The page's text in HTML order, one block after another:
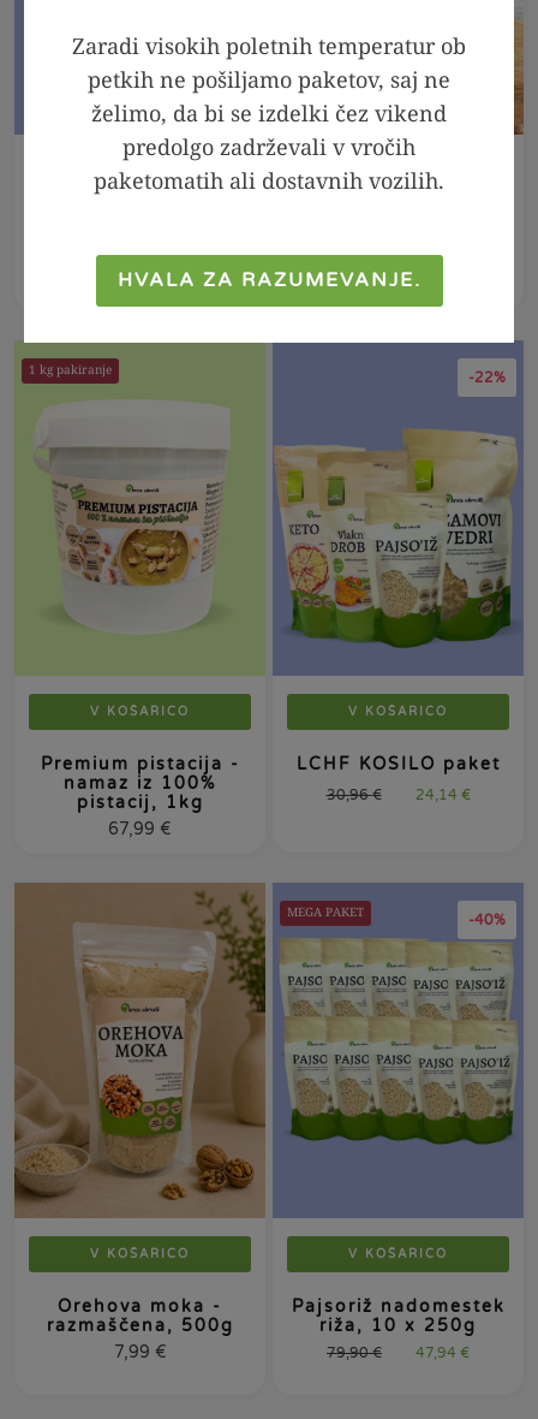
V KOŠARICO
€ 13,98 €
V KOŠARICO
3,49
1 kg pakiranje
V KOŠARICO
Premium pistacija -
namaz iz 100%
pistacij, 1kg
67,99 €
-22%
V KOŠARICO
LCHF KOSILO paket
30,96€ 24,14 €
V KOŠARICO
Orehova moka -
razmaščena, 500g
7,99 €
-40%
MEGA PAKET
V KOŠARICO
Pajsoriž nadomestek
riža, 10 x 250g
79,90€ 47,94 €
Zaradi visokih poletnih temperatur ob
petkih ne pošiljamo paketov, saj ne
želimo, da bi se izdelki čez vikend
predolgo zadrževali v vročih
paketomatih ali dostavnih vozilih.
HVALA ZA RAZUMEVANJE.